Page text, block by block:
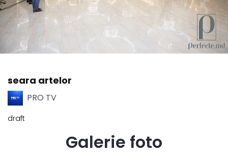
seara artelor
PRO TV
draft
Galerie foto